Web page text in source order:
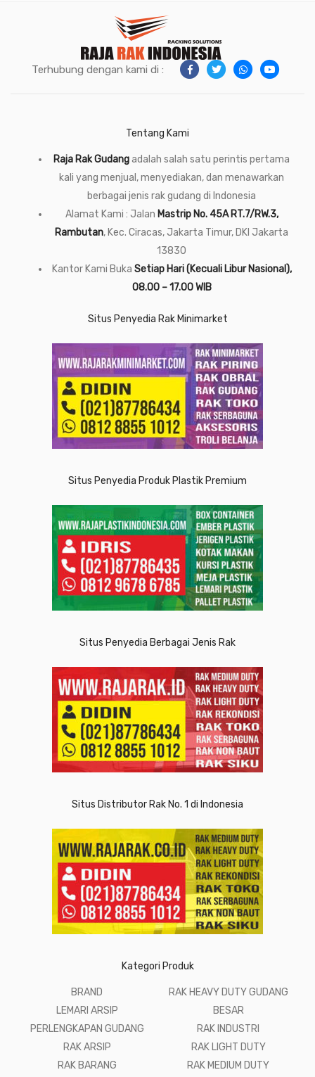
Terhubung dengan kami di :
Tentang Kami
Raja Rak Gudangadalah salah satu perintis pertama
kali yang menjual, menyediakan, dan menawarkan
berbagai jenis rak gudang di Indonesia
Alamat Kami : Jalan Mastrip No. 45A RT.7/RW.3,
Rambutan, Kec. Ciracas, Jakarta Timur, DKI Jakarta
13830
Kantor Kami Buka Setiap Hari (Kecuali Libur Nasional),
08.00 – 17.00 WIB
Situs Penyedia Rak Minimarket
Situs Penyedia Produk Plastik Premium
Situs Penyedia Berbagai Jenis Rak
Situs Distributor Rak No. 1 di Indonesia
Kategori Produk
BRAND
LEMARI ARSIP
PERLENGKAPAN GUDANG
RAK ARSIP
RAK BARANG
RAK HEAVY DUTY GUDANG
BESAR
RAK INDUSTRI
RAK LIGHT DUTY
RAK MEDIUM DUTY